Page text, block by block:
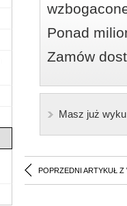
Ponad
Zamów
Masz już
POPRZEDNI ARTYKUŁ Z